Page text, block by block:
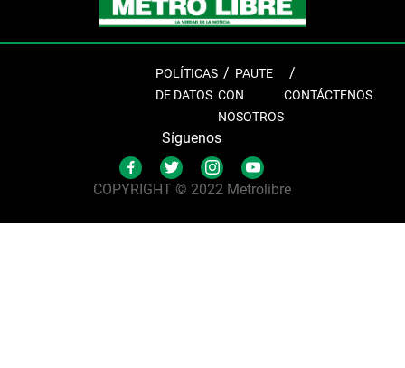
POLÍTICAS
DE DATOS
PAUTE
CON
NOSOTROS
CONTÁCTENOS
Síguenos
COPYRIGHT © 2022 Metrolibre